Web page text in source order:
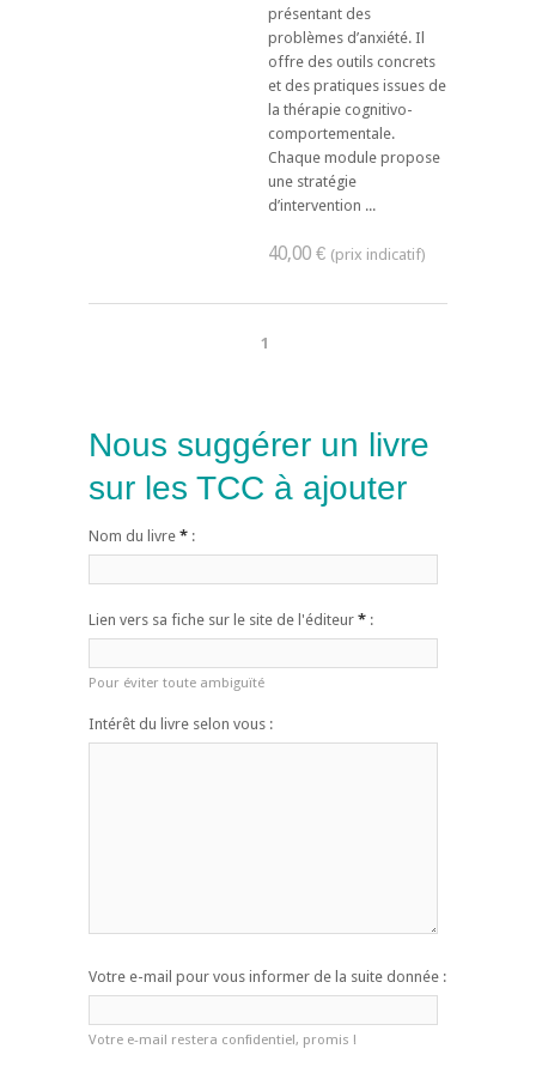
présentant des
problèmes d’anxiété. Il
offre des outils concrets
et des pratiques issues de
la thérapie cognitivo-
comportementale.
Chaque module propose
une stratégie
d’intervention ...
40,00 €
1
Nous suggérer un livre
sur les TCC à ajouter
Nom du livre * :
Lien vers sa fiche sur le site de l'éditeur * :
Pour éviter toute ambiguïté
Intérêt du livre selon vous :
Votre e-mail pour vous informer de la suite donnée :
Votre e-mail restera confidentiel, promis !